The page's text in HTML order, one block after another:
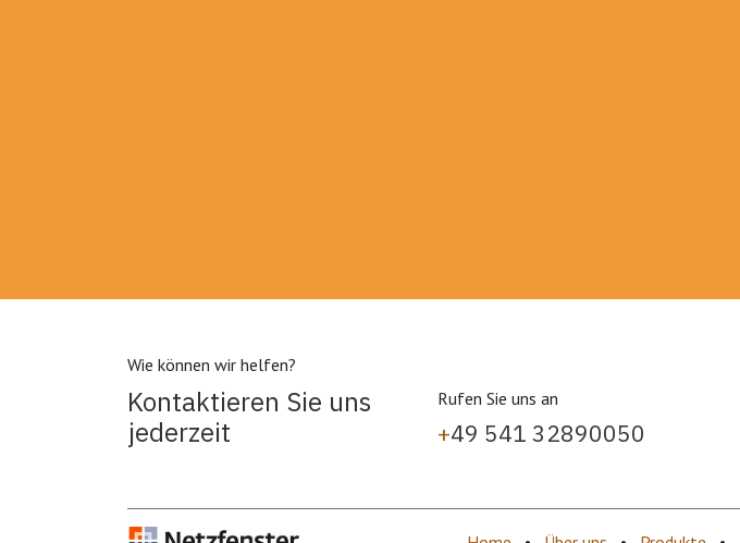
Wie können wir helfen?
Kontaktieren Sie uns
jederzeit
Rufen Sie uns an
+49 541 32890050